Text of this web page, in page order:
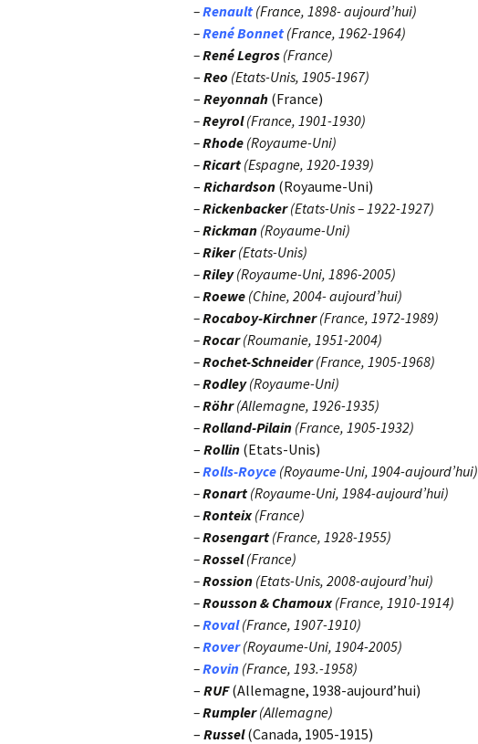
–Renault (France, 1898- aujourd’hui)
–René Bonnet (France, 1962-1964)
–René Legros (France)
– Reo (Etats-Unis, 1905-1967)
– Reyonnah (France)
–Reyrol(France, 1901-1930)
–Rhode (Royaume-Uni)
–Ricart (Espagne, 1920-1939)
– Richardson (Royaume-Uni)
–Rickenbacker(Etats-Unis – 1922-1927)
–Rickman (Royaume-Uni)
–Riker(Etats-Unis)
–Riley(Royaume-Uni, 1896-2005)
–Roewe (Chine, 2004- aujourd’hui)
–Rocaboy-Kirchner(France, 1972-1989)
–Rocar(Roumanie, 1951-2004)
–Rochet-Schneider(France, 1905-1968)
–Rodley(Royaume-Uni)
–Röhr(Allemagne, 1926-1935)
–Rolland-Pilain (France, 1905-1932)
– Rollin (Etats-Unis)
–Rolls-Royce (Royaume-Uni, 1904-aujourd’hui)
–Ronart (Royaume-Uni, 1984-aujourd’hui)
–Ronteix(France)
–Rosengart (France, 1928-1955)
–Rossel(France)
–Rossion (Etats-Unis, 2008-aujourd’hui)
–Rousson & Chamoux(France, 1910-1914)
–Roval(France, 1907-1910)
–Rover(Royaume-Uni, 1904-2005)
–Rovin (France, 193.-1958)
– RUF (Allemagne, 1938-aujourd’hui)
–Rumpler(Allemagne)
– Russel (Canada, 1905-1915)